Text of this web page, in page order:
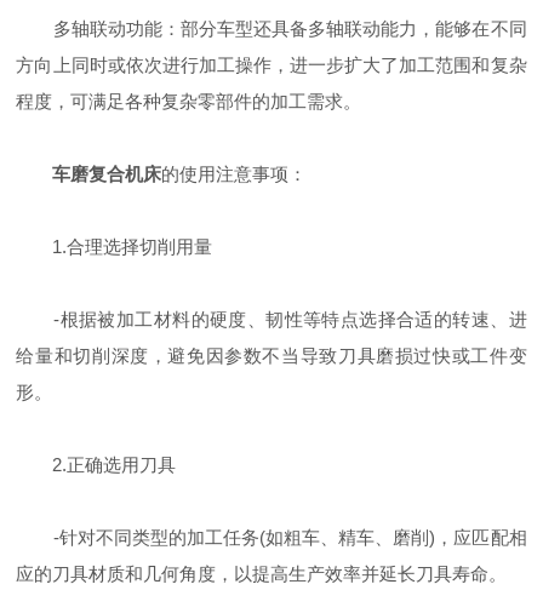
多轴联动功能：部分车型还具备多轴联动能力，能够在不同
方向上同时或依次进行加工操作，进一步扩大了加工范围和复杂
程度，可满足各种复杂零部件的加工需求。
车磨复合机床的使用注意事项：
1.合理选择切削用量
-根据被加工材料的硬度、韧性等特点选择合适的转速、进
给量和切削深度，避免因参数不当导致刀具磨损过快或工件变
形。
2.正确选用刀具
-针对不同类型的加工任务(如粗车、精车、磨削)，应匹配相
应的刀具材质和几何角度，以提高生产效率并延长刀具寿命。